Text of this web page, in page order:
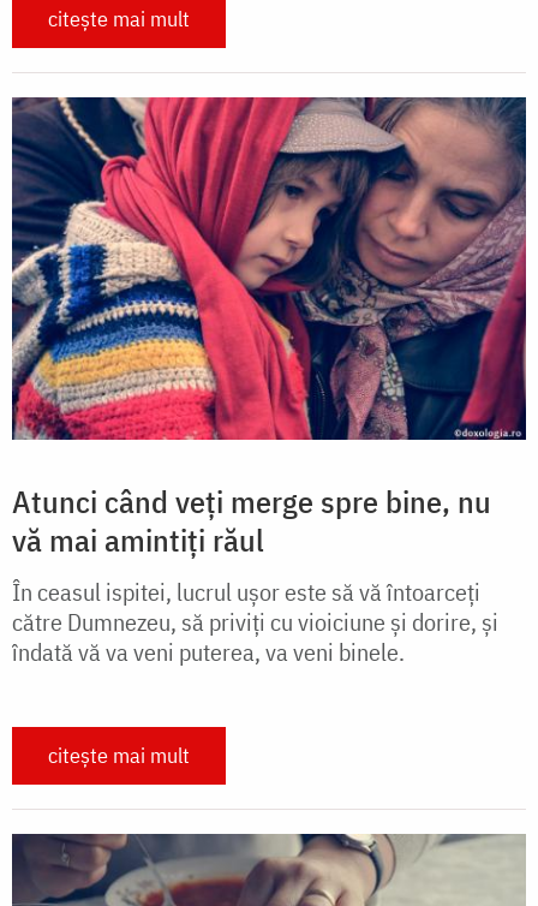
citește mai mult
Atunci când veți merge spre bine, nu
vă mai amintiți răul
În ceasul ispitei, lucrul ușor este să vă întoarceți
către Dumnezeu, să priviți cu vioiciune și dorire, și
îndată vă va veni puterea, va veni binele.
citește mai mult